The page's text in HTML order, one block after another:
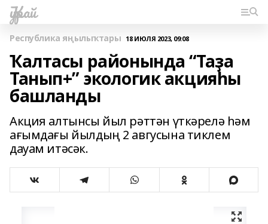
Ҡурай
Республика яңылыҡтары 18 ИЮЛЯ 2023, 09:08
Ҡалтасы районында “Таҙа
Танып+” экологик акцияһы
башланды
Акция алтынсы йыл рәттән үткәрелә һәм
ағымдағы йылдың 2 авгусына тиклем
дауам итәсәк.